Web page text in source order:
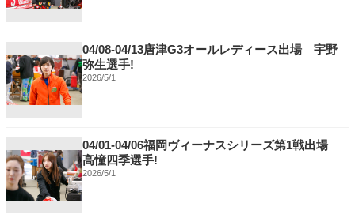
04/08-04/13唐津G3オールレディース出場 宇野
弥生選手!
2026/5/1
04/01-04/06福岡ヴィーナスシリーズ第1戦出場
高憧四季選手!
2026/5/1